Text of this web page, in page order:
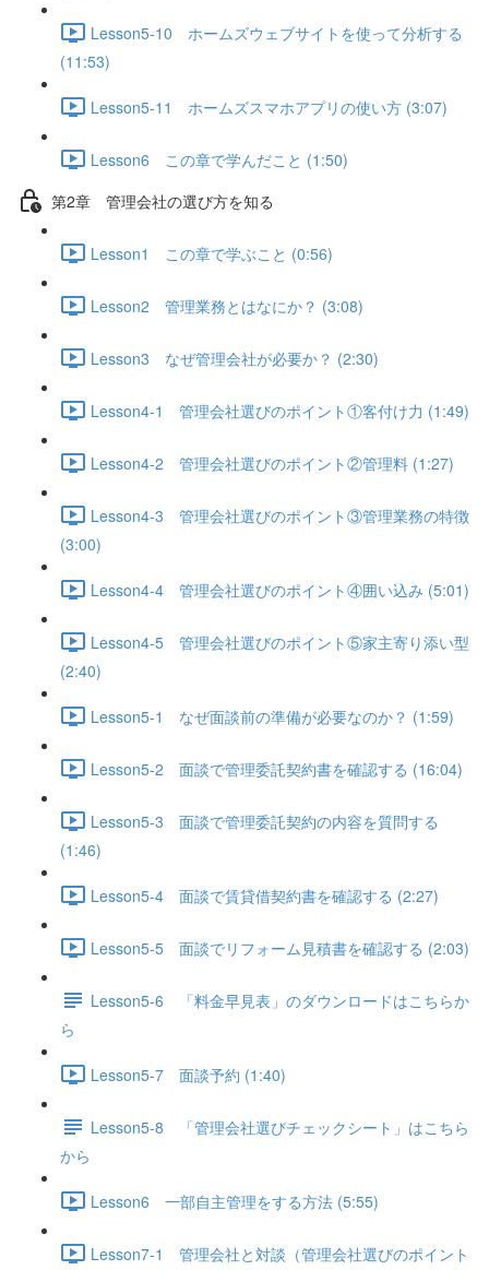
Lesson5-10 ホームズウェブサイトを使って分析する
(11:53)
Lesson5-11 ホームズスマホアプリの使い方 (3:07)
Lesson6 この章で学んだこと (1:50)
第2章 管理会社の選び方を知る
Lesson1 この章で学ぶこと (0:56)
Lesson2 管理業務とはなにか？ (3:08)
Lesson3 なぜ管理会社が必要か？ (2:30)
Lesson4-1 管理会社選びのポイント①客付け力 (1:49)
Lesson4-2 管理会社選びのポイント②管理料 (1:27)
Lesson4-3 管理会社選びのポイント③管理業務の特徴
(3:00)
Lesson4-4 管理会社選びのポイント④囲い込み (5:01)
Lesson4-5 管理会社選びのポイント⑤家主寄り添い型
(2:40)
Lesson5-1 なぜ面談前の準備が必要なのか？ (1:59)
Lesson5-2 面談で管理委託契約書を確認する (16:04)
Lesson5-3 面談で管理委託契約の内容を質問する
(1:46)
Lesson5-4 面談で賃貸借契約書を確認する (2:27)
Lesson5-5 面談でリフォーム見積書を確認する (2:03)
Lesson5-6 「料金早見表」のダウンロードはこちらか
ら
Lesson5-7 面談予約 (1:40)
Lesson5-8 「管理会社選びチェックシート」はこちら
から
Lesson6 一部自主管理をする方法 (5:55)
Lesson7-1 管理会社と対談（管理会社選びのポイント